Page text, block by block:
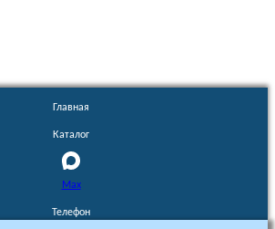
Главная
Каталог
Max
Телефон